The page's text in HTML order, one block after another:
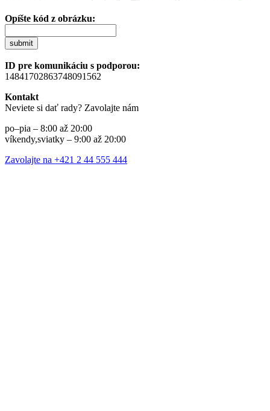
Opíšte kód z obrázku:
submit
ID pre komunikáciu s podporou:
14841702863748091562
Kontakt
Neviete si dať rady? Zavolajte nám
po–pia – 8:00 až 20:00
víkendy,sviatky – 9:00 až 20:00
Zavolajte na +421 2 44 555 444